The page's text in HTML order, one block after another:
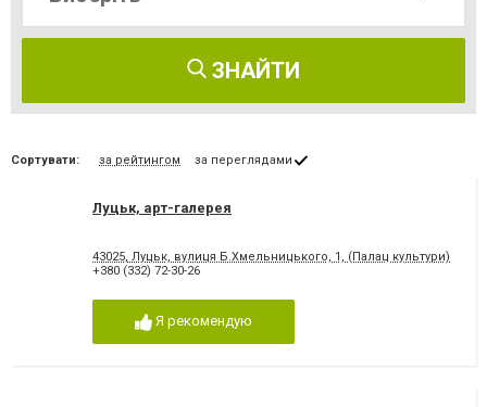
ЗНАЙТИ
Сортувати: за рейтингом за переглядами
Луцьк, арт-галерея
43025, Луцьк, вулиця Б.Хмельницького, 1, (Палац культури)
+380 (332) 72-30-26
Я рекомендую